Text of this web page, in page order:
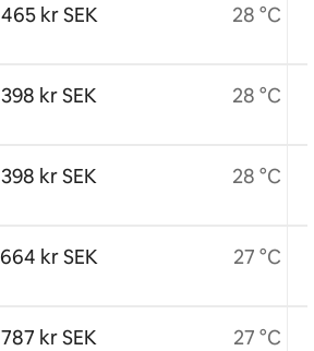
465 kr SEK
398 kr SEK
398 kr SEK
664 kr SEK
787 kr SEK
28 °C
28 °C
28 °C
27 °C
27 °C